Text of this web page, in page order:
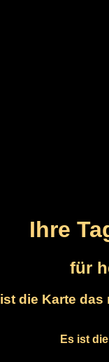
Ihre
für
ist die Karte das
Es ist